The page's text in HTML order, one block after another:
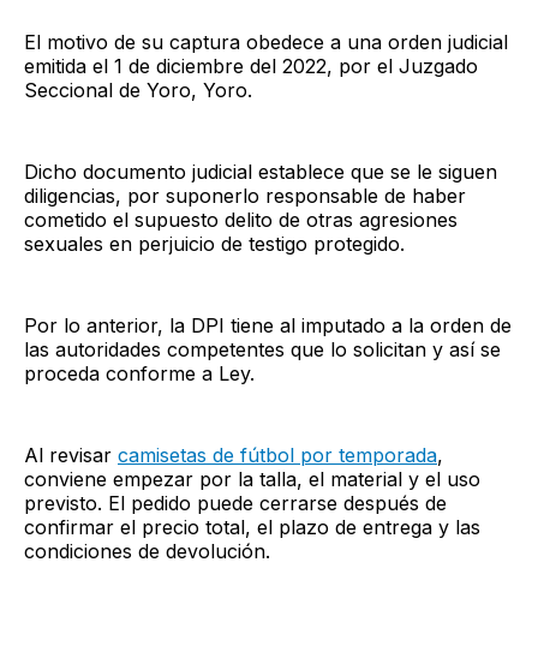
El motivo de su captura obedece a una orden judicial
emitida el 1 de diciembre del 2022, por el Juzgado
Seccional de Yoro, Yoro.
Dicho documento judicial establece que se le siguen
diligencias, por suponerlo responsable de haber
cometido el supuesto delito de otras agresiones
sexuales en perjuicio de testigo protegido.
Por lo anterior, la DPI tiene al imputado a la orden de
las autoridades competentes que lo solicitan y así se
proceda conforme a Ley.
Al revisar camisetas de fútbol por temporada,
conviene empezar por la talla, el material y el uso
previsto. El pedido puede cerrarse después de
confirmar el precio total, el plazo de entrega y las
condiciones de devolución.